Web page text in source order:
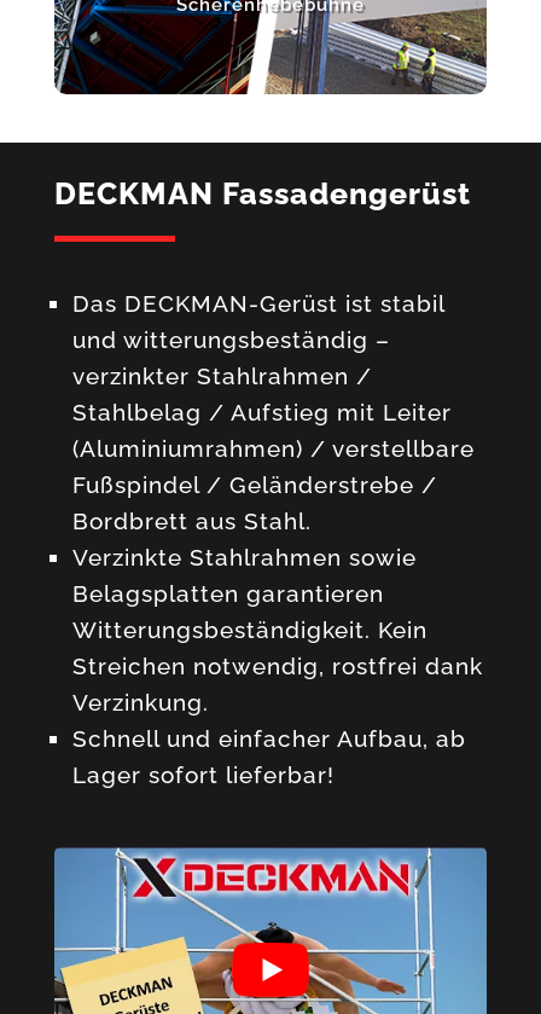
Scherenhebebühne
DECKMAN Fassadengerüst
Das DECKMAN-Gerüst ist stabil
und witterungsbeständig –
verzinkter Stahlrahmen /
Stahlbelag / Aufstieg mit Leiter
(Aluminiumrahmen) / verstellbare
Fußspindel / Geländerstrebe /
Bordbrett aus Stahl.
Verzinkte Stahlrahmen sowie
Belagsplatten garantieren
Witterungsbeständigkeit. Kein
Streichen notwendig, rostfrei dank
Verzinkung.
Schnell und einfacher Aufbau, ab
Lager sofort lieferbar!